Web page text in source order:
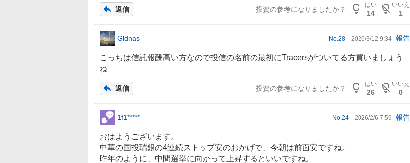
返信 投資の参考になりましたか？
はい
14
いいえ
1
Gldnas No. 28 2026/3/12 9:34 報告
こっちは信託報酬高い方なので投信の名前の最初にTracersがついてる方買いましょう
ね
返信 投資の参考になりましたか？
はい
26
いいえ
0
1f1***** No. 24 2026/2/6 7:59 報告
おはようございます。
中華の国投瑞銀の4連続ストップ安のおかげで、今朝は前面安ですね。
昨年のように、中間選挙に向かって上昇するといいですね。